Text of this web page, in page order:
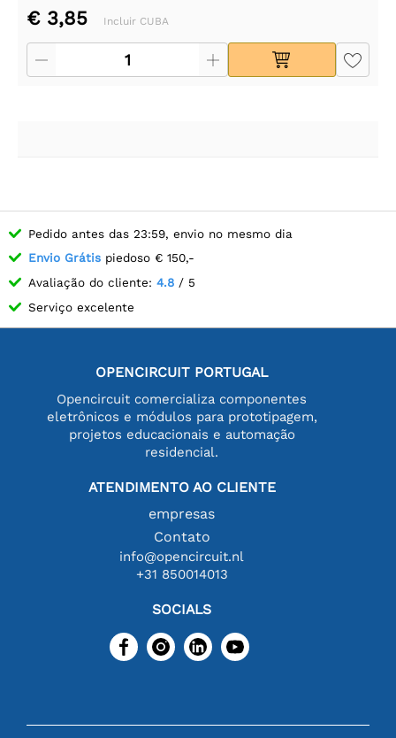
€ 3,85 Incluir CUBA
Pedido antes das 23:59, envio no mesmo dia
Envio Grátis piedoso € 150,-
Avaliação do cliente: 4.8 / 5
Serviço excelente
OPENCIRCUIT PORTUGAL
Opencircuit comercializa componentes
eletrônicos e módulos para prototipagem,
projetos educacionais e automação
residencial.
ATENDIMENTO AO CLIENTE
empresas
Contato
info@opencircuit.nl
+31 850014013
SOCIALS